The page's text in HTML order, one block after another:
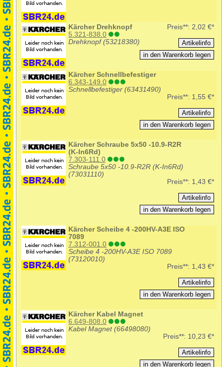
Kärcher Drehknopf
5.321-838.0
Drehknopf (53218380)
Preis**: 2,02 €*
Kärcher Schnellbefestiger
6.343-149.0
Schnellbefestiger (63431490)
Preis**: 1,55 €*
Kärcher Schraube 5x50 -10.9-R2R
(K-In6Rd)
7.303-111.0
Schraube 5x50 -10.9-R2R (K-In6Rd)
(73031110)
Preis**: 1,43 €*
Kärcher Scheibe 4 -200HV-A3E ISO
7089
7.312-001.0
Scheibe 4 -200HV-A3E ISO 7089
(73120010)
Preis**: 1,43 €*
Kärcher Kabel Magnet
6.649-808.0
Kabel Magnet (66498080)
Preis**: 10,23 €*